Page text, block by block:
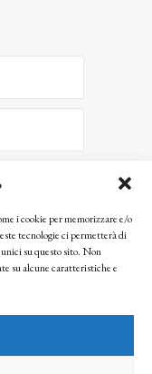
i cookie per memorizzare e/o
tecnologie ci permetterà di
su questo sito. Non
su alcune caratteristiche e
saranno trattate
Matteucci